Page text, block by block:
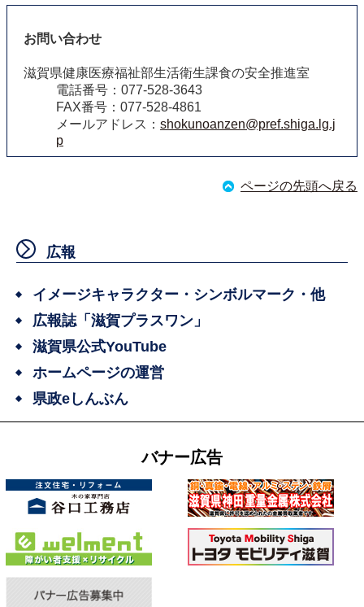
お問い合わせ
滋賀県健康医療福祉部生活衛生課食の安全推進室
電話番号：077-528-3643
FAX番号：077-528-4861
メールアドレス： shokunoanzen@pref.shiga.lg.j
p
ページの先頭へ戻る
広報
イメージキャラクター・シンボルマーク・他
広報誌「滋賀プラスワン」
滋賀県公式YouTube
ホームページの運営
県政eしんぶん
バナー広告